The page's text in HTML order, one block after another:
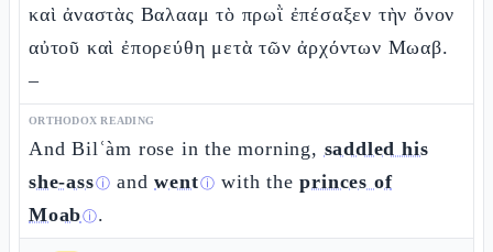
καὶ ἀναστὰς Βαλααμ τὸ πρωῒ ἐπέσαξεν τὴν ὄνον
αὐτοῦ καὶ ἐπορεύθη μετὰ τῶν ἀρχόντων Μωαβ.
–
ORTHODOX READING
And Bilʿàm rose in the morning, saddled his
she-assⓘ andwentⓘ with theprinces of
Moabⓘ.